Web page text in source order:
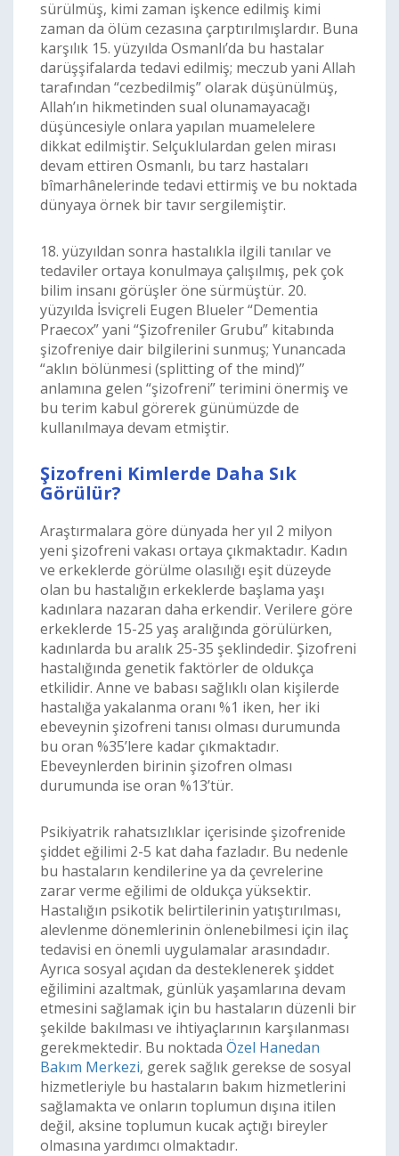
sürülmüş, kimi zaman işkence edilmiş kimi
zaman da ölüm cezasına çarptırılmışlardır. Buna
karşılık 15. yüzyılda Osmanlı’da bu hastalar
darüşşifalarda tedavi edilmiş; meczub yani Allah
tarafından “cezbedilmiş” olarak düşünülmüş,
Allah’ın hikmetinden sual olunamayacağı
düşüncesiyle onlara yapılan muamelelere
dikkat edilmiştir. Selçuklulardan gelen mirası
devam ettiren Osmanlı, bu tarz hastaları
bîmarhânelerinde tedavi ettirmiş ve bu noktada
dünyaya örnek bir tavır sergilemiştir.
18. yüzyıldan sonra hastalıkla ilgili tanılar ve
tedaviler ortaya konulmaya çalışılmış, pek çok
bilim insanı görüşler öne sürmüştür. 20.
yüzyılda İsviçreli Eugen Blueler “Dementia
Praecox” yani “Şizofreniler Grubu” kitabında
şizofreniye dair bilgilerini sunmuş; Yunancada
“aklın bölünmesi (splitting of the mind)”
anlamına gelen “şizofreni” terimini önermiş ve
bu terim kabul görerek günümüzde de
kullanılmaya devam etmiştir.
Şizofreni Kimlerde Daha Sık
Görülür?
Araştırmalara göre dünyada her yıl 2 milyon
yeni şizofreni vakası ortaya çıkmaktadır. Kadın
ve erkeklerde görülme olasılığı eşit düzeyde
olan bu hastalığın erkeklerde başlama yaşı
kadınlara nazaran daha erkendir. Verilere göre
erkeklerde 15-25 yaş aralığında görülürken,
kadınlarda bu aralık 25-35 şeklindedir. Şizofreni
hastalığında genetik faktörler de oldukça
etkilidir. Anne ve babası sağlıklı olan kişilerde
hastalığa yakalanma oranı %1 iken, her iki
ebeveynin şizofreni tanısı olması durumunda
bu oran %35’lere kadar çıkmaktadır.
Ebeveynlerden birinin şizofren olması
durumunda ise oran %13’tür.
Psikiyatrik rahatsızlıklar içerisinde şizofrenide
şiddet eğilimi 2-5 kat daha fazladır. Bu nedenle
bu hastaların kendilerine ya da çevrelerine
zarar verme eğilimi de oldukça yüksektir.
Hastalığın psikotik belirtilerinin yatıştırılması,
alevlenme dönemlerinin önlenebilmesi için ilaç
tedavisi en önemli uygulamalar arasındadır.
Ayrıca sosyal açıdan da desteklenerek şiddet
eğilimini azaltmak, günlük yaşamlarına devam
etmesini sağlamak için bu hastaların düzenli bir
şekilde bakılması ve ihtiyaçlarının karşılanması
gerekmektedir. Bu noktada Özel Hanedan
Bakım Merkezi, gerek sağlık gerekse de sosyal
hizmetleriyle bu hastaların bakım hizmetlerini
sağlamakta ve onların toplumun dışına itilen
değil, aksine toplumun kucak açtığı bireyler
olmasına yardımcı olmaktadır.